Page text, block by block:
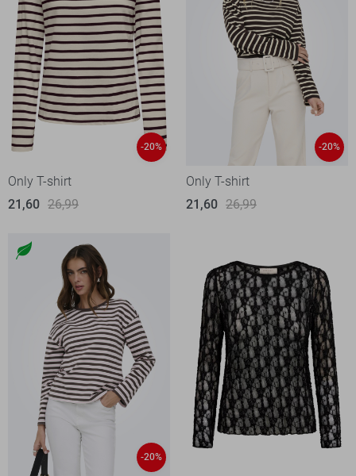
-20%
Only T-shirt
21,60 26,99
-20%
Only T-shirt
21,60 26,99
-20%